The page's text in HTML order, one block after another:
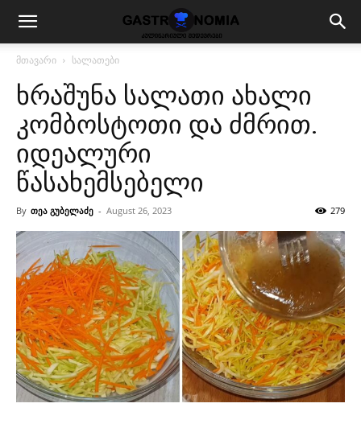
მთავარი სალათები
ხრაშუნა სალათი ახალი
კომბოსტოთი და ძმრით.
იდეალური
წასახემსებელი
By თეა გუბელაძე - August 26, 2023 279